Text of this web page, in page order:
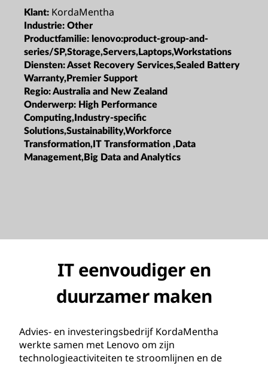
Klant: KordaMentha
Industrie: Other
Productfamilie: lenovo:product-group-and-
series/SP,Storage,Servers,Laptops,Workstations
Diensten:Asset Recovery Services,Sealed Battery
Warranty,Premier Support
Regio:Australia and New Zealand
Onderwerp: High Performance
Computing,Industry-specific
Solutions,Sustainability,Workforce
Transformation,IT Transformation ,Data
Management,Big Data and Analytics
IT eenvoudiger en
duurzamer maken
Advies- en investeringsbedrijf KordaMentha
werkte samen met Lenovo om zijn
technologieactiviteiten te stroomlijnen en de